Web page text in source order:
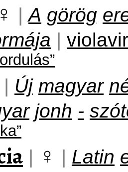
♀ | A görög
|
| Új magyar
jonh -
| ♀ | Latin